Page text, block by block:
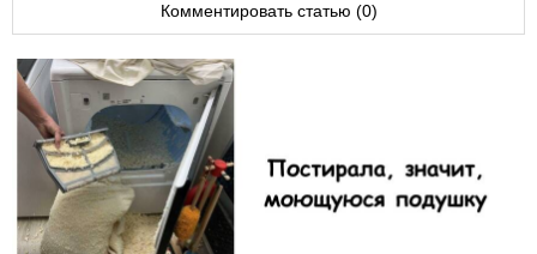
Комментировать статью (0)